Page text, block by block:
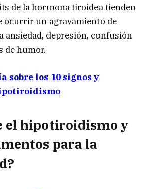
de la hormona tiroidea tienden
ocurrir un agravamiento de
ansiedad, depresión, confusión
de humor.
sobre los 10 signos y
el hipotiroidismo y
para la